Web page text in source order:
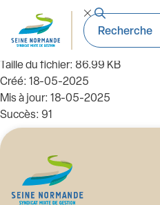
2021 10 06
President
Taille du fichier: 86.99 KB
Créé: 18-05-2025
Mis à jour: 18-05-2025
Succès: 91